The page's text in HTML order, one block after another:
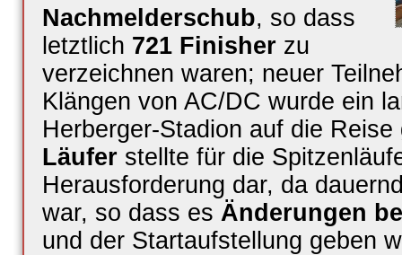
Nachmelderschub, so dass
letztlich 721 Finisher zu
verzeichnen waren; neuer
Klängen von AC/DC wurde ein
Herberger-Stadion auf die
Läufer stellte für die
Herausforderung dar, da
war, so dass es Änderungen
und der Startaufstellung geben